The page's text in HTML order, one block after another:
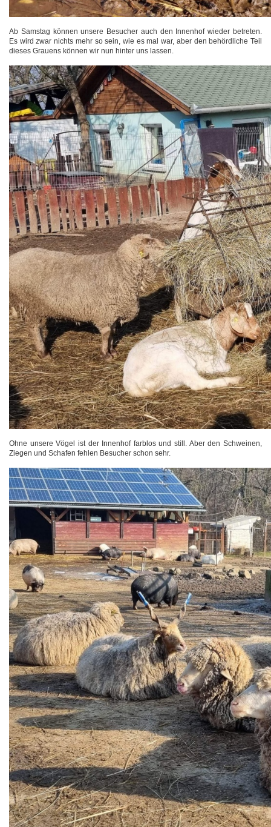
Ab Samstag können unsere Besucher auch den Innenhof wieder betreten.
Es wird zwar nichts mehr so sein, wie es mal war, aber den behördliche Teil
dieses Grauens können wir nun hinter uns lassen.
Ohne unsere Vögel ist der Innenhof farblos und still. Aber den Schweinen,
Ziegen und Schafen fehlen Besucher schon sehr.